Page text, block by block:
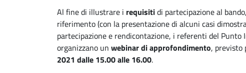
Al fine di illustrare i requisitidi partecipazione al
riferimento (con la presentazione di alcuni casi
partecipazione e rendicontazione, i referenti del Punto
organizzano un webinar di approfondimento, previsto
2021 dalle 15.00 alle 16.00.